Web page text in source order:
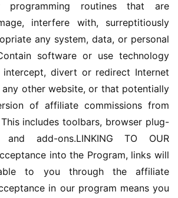
programming routines that are
interfere with, surreptitiously
any system, data, or personal
software or use technology
divert or redirect Internet
other website, or that potentially
of affiliate commissions from
includes toolbars, browser plug-
and add-ons.LINKING TO OUR
into the Program, links will
to you through the affiliate
in our program means you